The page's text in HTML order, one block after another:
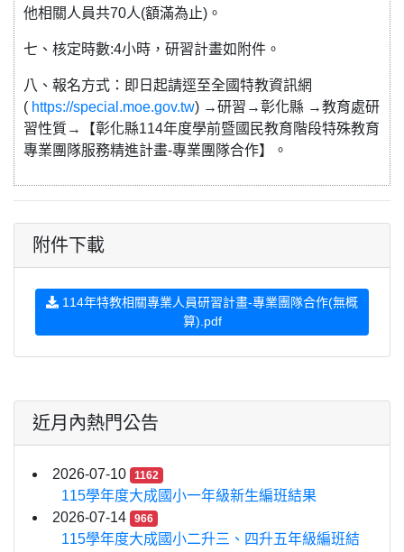
他相關人員共70人(額滿為止)。
七、核定時數:4小時，研習計畫如附件。
八、報名方式：即日起請逕至全國特教資訊網
( https://special.moe.gov.tw) →研習→彰化縣 →教育處研
習性質→【彰化縣114年度學前暨國民教育階段特殊教育
專業團隊服務精進計畫-專業團隊合作】。
附件下載
114年特教相關專業人員研習計畫-專業團隊合作(無概
算).pdf
近月內熱門公告
2026-07-10 1162
115學年度大成國小一年級新生編班結果
2026-07-14
966
115學年度大成國小二升三、四升五年級編班結